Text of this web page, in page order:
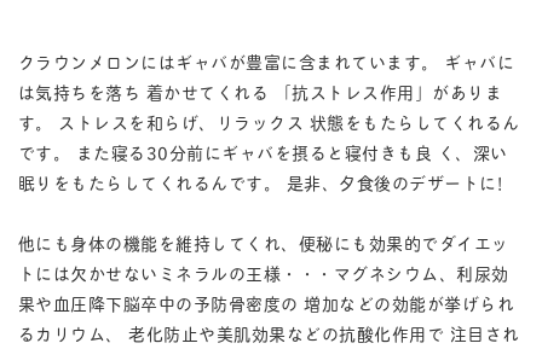
クラウンメロンにはギャバが豊富に含まれています。 ギャバに
は気持ちを落ち 着かせてくれる 「抗ストレス作用」がありま
す。 ストレスを和らげ、リラックス 状態をもたらしてくれるん
です。 また寝る30分前にギャバを摂ると寝付きも良 く、深い
眠りをもたらしてくれるんです。 是非、夕食後のデザートに!
他にも身体の機能を維持してくれ、便秘にも効果的でダイエッ
トには欠かせないミネラルの王様・・・マグネシウム、利尿効
果や血圧降下脳卒中の予防骨密度の 増加などの効能が挙げられ
るカリウム、 老化防止や美肌効果などの抗酸化作用で 注目され